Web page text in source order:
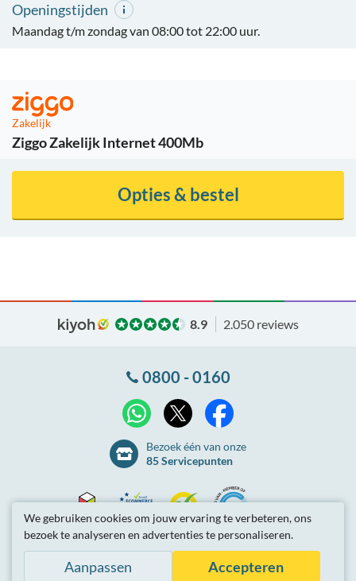
Openingstijden
Maandag t/m zondag van 08:00 tot 22:00 uur.
Zakelijk
Ziggo Zakelijk Internet 400Mb
Opties & bestel
8.9 2.050 reviews
0800 - 0160
WhatsApp
Bezoek één van onze
85 Servicepunten
Thuiswinkel
Waarborg
Ecommerce
Europe
Kiyoh NLconnect
Partnerprogramma Tarieven zijn inclusief btw.
We gebruiken cookies om jouw ervaring te verbeteren, ons
bezoek te analyseren en advertenties te personaliseren.
Aanpassen Accepteren